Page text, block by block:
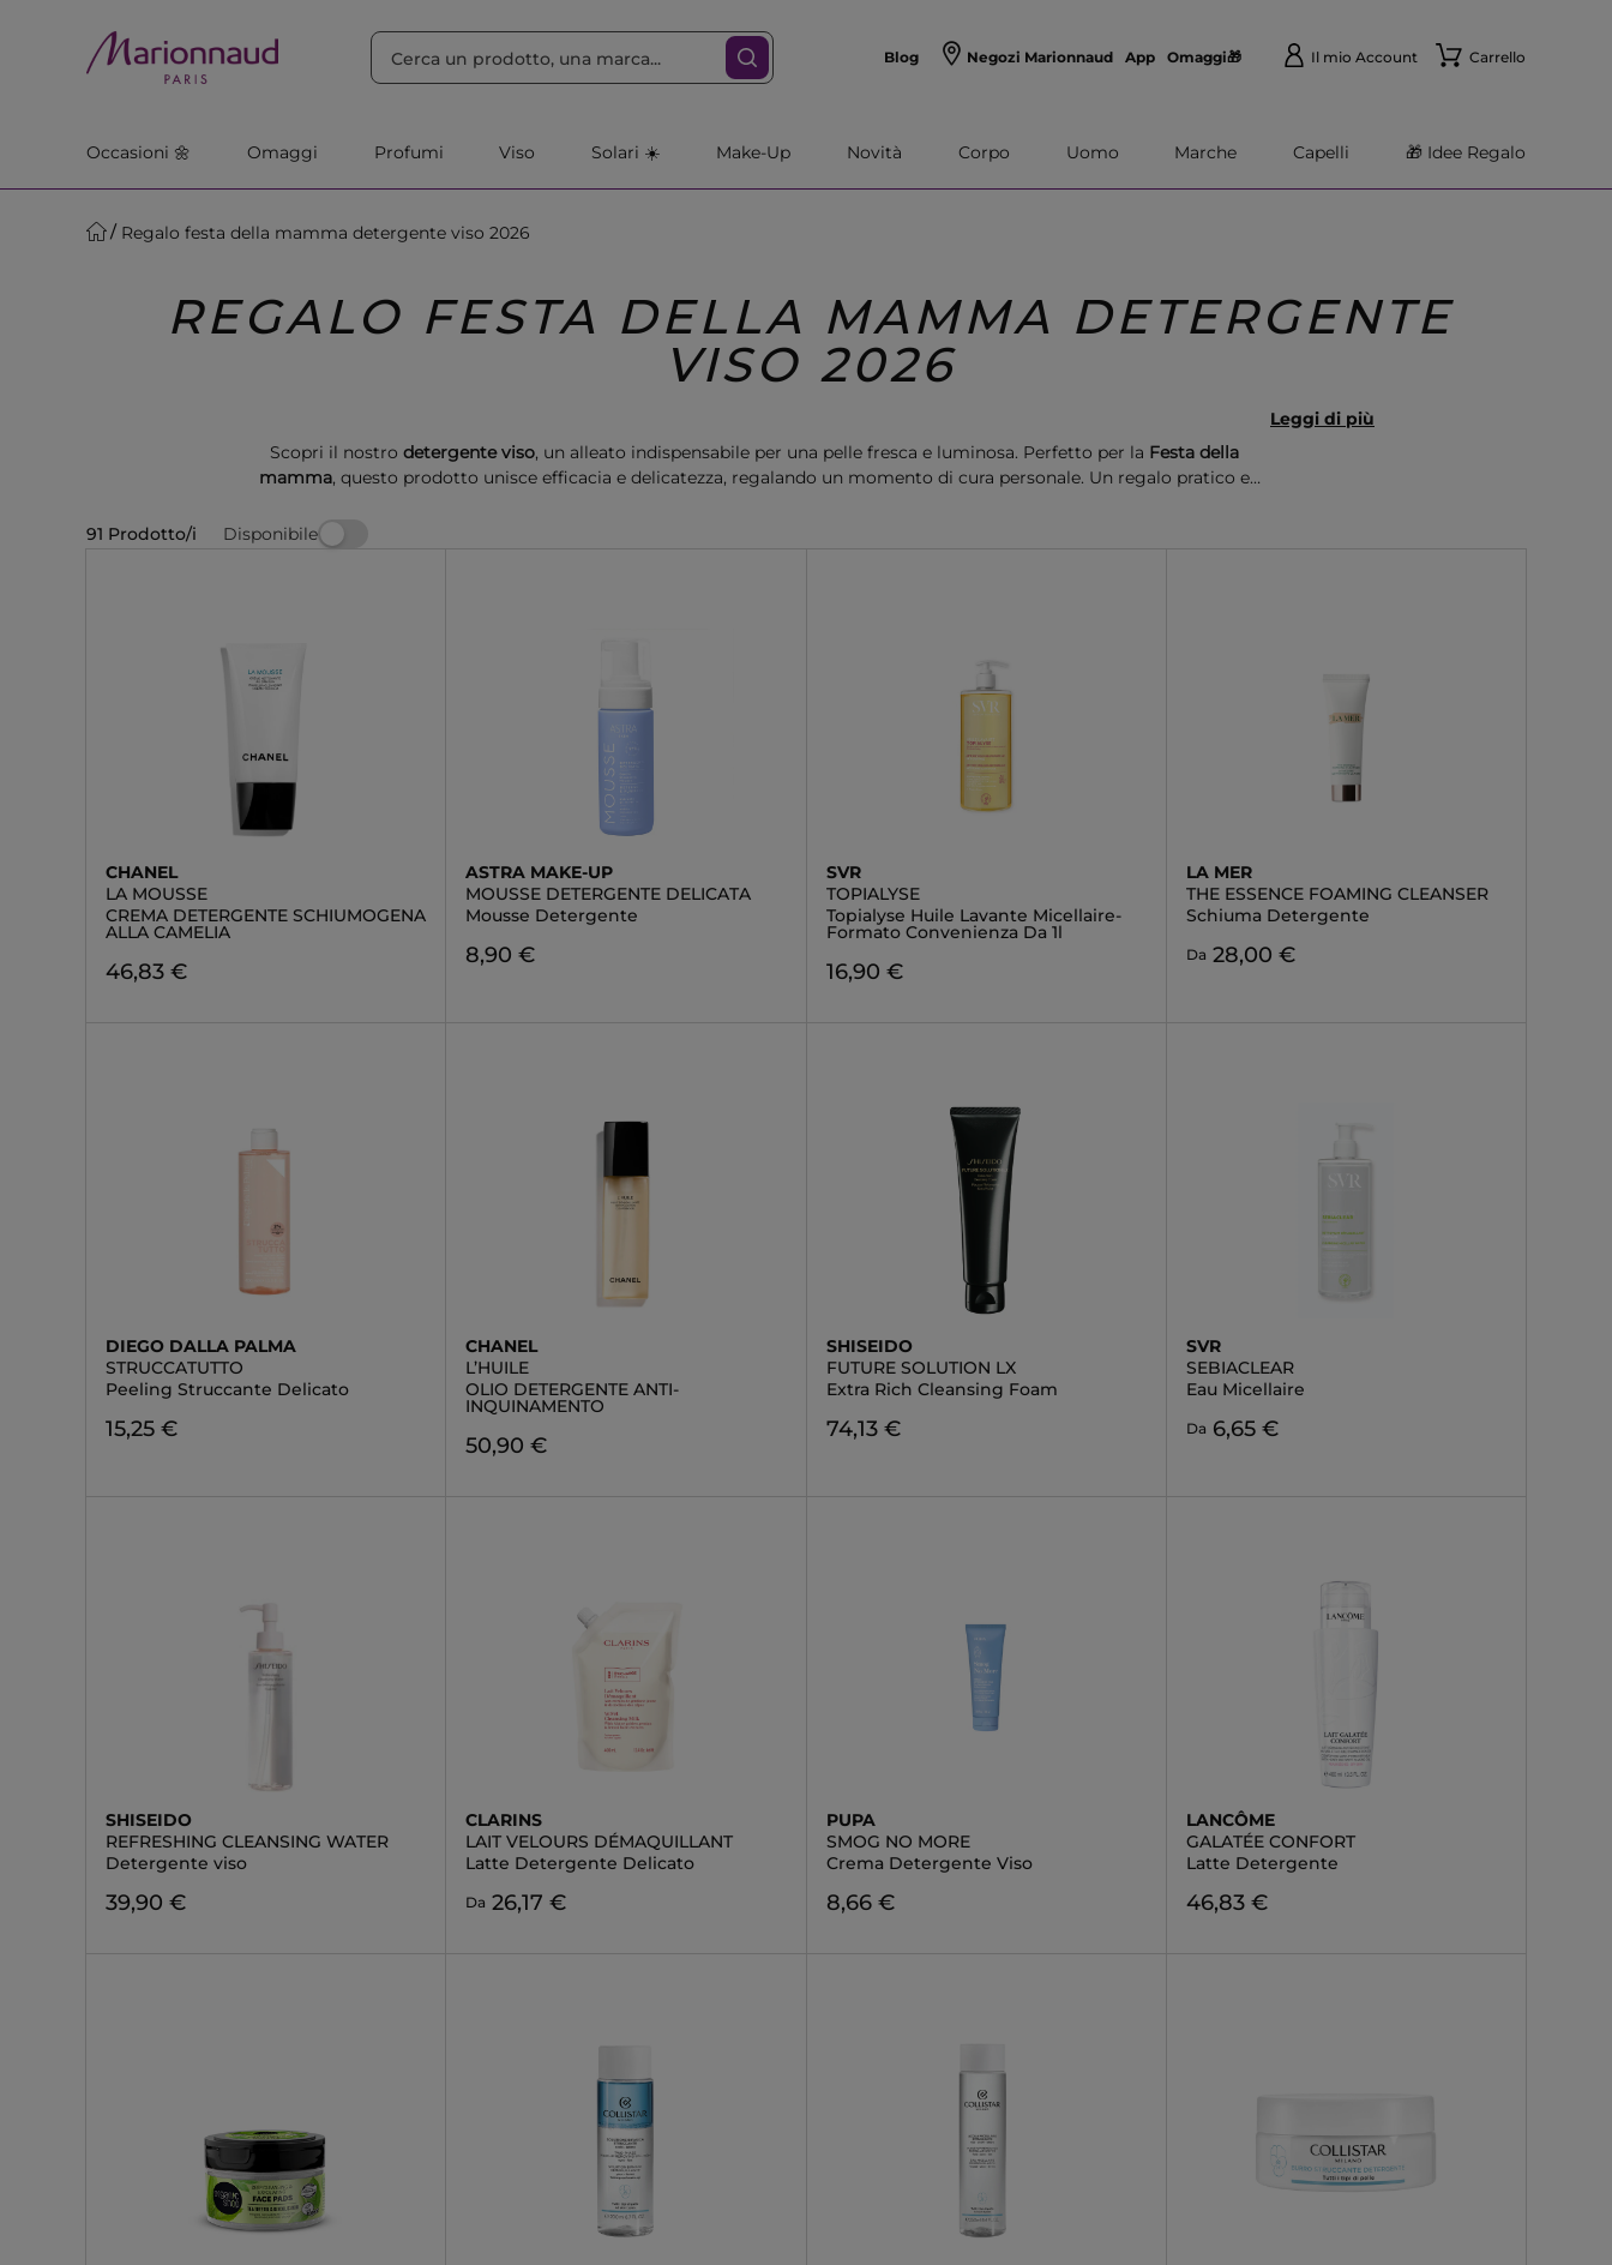
Blog Negozi Marionnaud App Omaggi🎁 Il mio Account Carrello
Occasioni 🌼 Omaggi Profumi Viso Solari ☀️ Make-Up Novità Corpo Uomo Marche Capelli 🎁 Idee Regalo
Regalo festa della mamma detergente viso 2026
REGALO FESTA DELLA MAMMA DETERGENTE
VISO 2026
Scopri il nostro detergente viso, un alleato indispensabile per una pelle fresca e luminosa. Perfetto per la Festa della
mamma, questo prodotto unisce efficacia e delicatezza, regalando un momento di cura personale. Un regalo pratico e
Leggi di più
91 Prodotto/i Disponibile
CHANEL
LA MOUSSE
CREMA DETERGENTE SCHIUMOGENA
ALLA CAMELIA
46,83 €
ASTRA MAKE-UP
MOUSSE DETERGENTE DELICATA
Mousse Detergente
8,90 €
SVR
TOPIALYSE
Topialyse Huile Lavante Micellaire-
Formato Convenienza Da 1l
16,90 €
LA MER
THE ESSENCE FOAMING CLEANSER
Schiuma Detergente
Da 28,00 €
DIEGO DALLA PALMA
STRUCCATUTTO
Peeling Struccante Delicato
15,25 €
CHANEL
L’HUILE
OLIO DETERGENTE ANTI-
INQUINAMENTO
50,90 €
SHISEIDO
FUTURE SOLUTION LX
Extra Rich Cleansing Foam
74,13 €
SVR
SEBIACLEAR
Eau Micellaire
Da 6,65 €
SHISEIDO
REFRESHING CLEANSING WATER
Detergente viso
39,90 €
CLARINS
LAIT VELOURS DÉMAQUILLANT
Latte Detergente Delicato
Da 26,17 €
PUPA
SMOG NO MORE
Crema Detergente Viso
8,66 €
LANCÔME
GALATÉE CONFORT
Latte Detergente
46,83 €